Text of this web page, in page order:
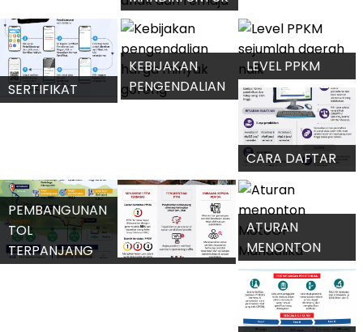
INDONESIA
TARGET
MENDORONG
PEMANFAATAN
PLTS ATAP
JEMBATAN
GANTUNG
GIRPASANG
PERJANJIAN
EKSTRADISI
INDONESIA-
SINGAPURA
PANDUAN
SERTIFIKAT
VAKSIN
INTERNASIONAL
KEBIJAKAN
PENGENDALIAN
HARGA MINYAK
GORENG
LEVEL PPKM
SEJUMLAH
DAERAH NAIK
CARA DAFTAR
BANTUAN KIP